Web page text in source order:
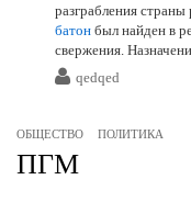
разграбления
батон был найден в
свержения.
qedqed
ОБЩЕСТВО ПОЛИТИКА
ПГМ